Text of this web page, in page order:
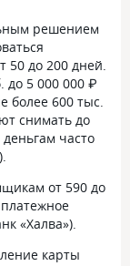
решением
до 200 дней.
до 5 000 000 ₽
более 600 тыс.
снимать до
часто
от 590 до
«Халва»).
карты